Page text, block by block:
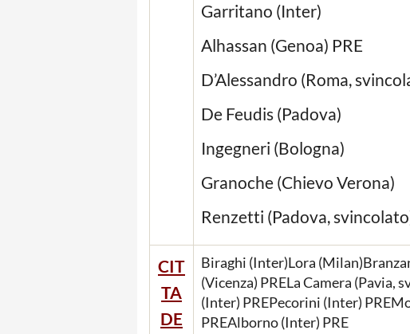
Garritano (Inter)
Alhassan (Genoa) PRE
D’Alessandro (Roma,
De Feudis (Padova)
Ingegneri (Bologna)
Granoche (Chievo Verona)
Renzetti (Padova,
CIT
TA
DE
Biraghi (Inter)Lora
(Vicenza) PRELa Camera (Pavia,
(Inter) PREPecorini (Inter)
PREAlborno (Inter) PRE